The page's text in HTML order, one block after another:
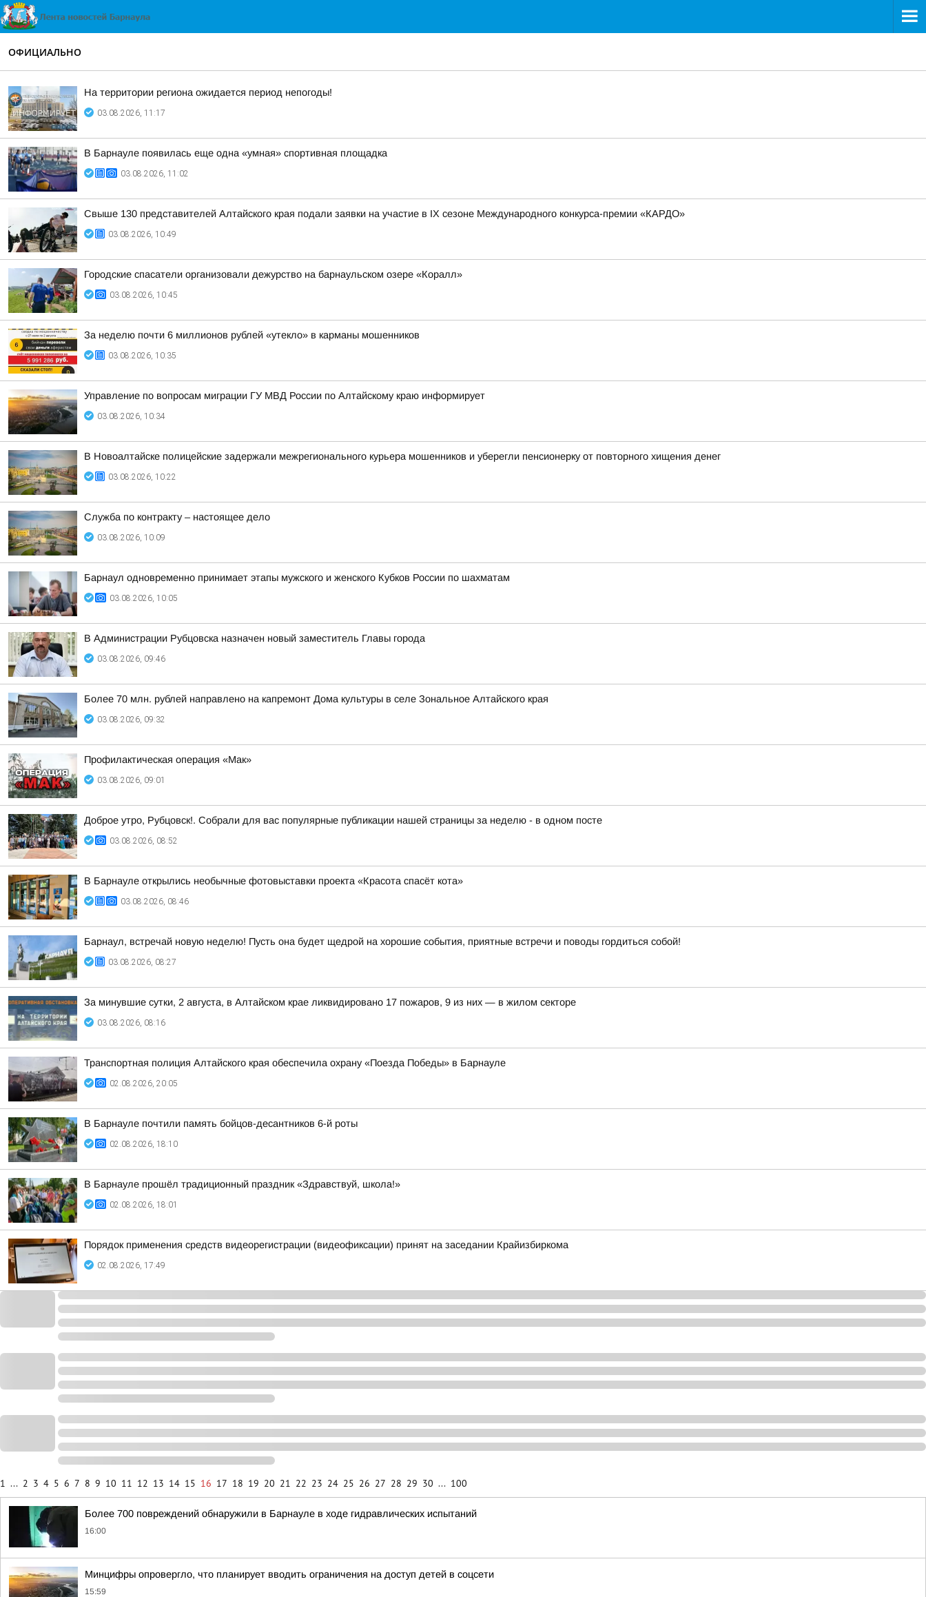
ОФИЦИАЛЬНО
На территории региона ожидается период непогоды!
03.08.2026, 11:17
В Барнауле появилась еще одна «умная» спортивная площадка
03.08.2026, 11:02
Свыше 130 представителей Алтайского края подали заявки на участие в IX сезоне Международного конкурса-премии «КАРДО»
03.08.2026, 10:49
Городские спасатели организовали дежурство на барнаульском озере «Коралл»
03.08.2026, 10:45
За неделю почти 6 миллионов рублей «утекло» в карманы мошенников
03.08.2026, 10:35
Управление по вопросам миграции ГУ МВД России по Алтайскому краю информирует
03.08.2026, 10:34
В Новоалтайске полицейские задержали межрегионального курьера мошенников и уберегли пенсионерку от повторного хищения денег
03.08.2026, 10:22
Служба по контракту – настоящее дело
03.08.2026, 10:09
Барнаул одновременно принимает этапы мужского и женского Кубков России по шахматам
03.08.2026, 10:05
В Администрации Рубцовска назначен новый заместитель Главы города
03.08.2026, 09:46
Более 70 млн. рублей направлено на капремонт Дома культуры в селе Зональное Алтайского края
03.08.2026, 09:32
Профилактическая операция «Мак»
03.08.2026, 09:01
Доброе утро, Рубцовск!. Собрали для вас популярные публикации нашей страницы за неделю - в одном посте
03.08.2026, 08:52
В Барнауле открылись необычные фотовыставки проекта «Красота спасёт кота»
03.08.2026, 08:46
Барнаул, встречай новую неделю! Пусть она будет щедрой на хорошие события, приятные встречи и поводы гордиться собой!
03.08.2026, 08:27
За минувшие сутки, 2 августа, в Алтайском крае ликвидировано 17 пожаров, 9 из них — в жилом секторе
03.08.2026, 08:16
Транспортная полиция Алтайского края обеспечила охрану «Поезда Победы» в Барнауле
02.08.2026, 20:05
В Барнауле почтили память бойцов-десантников 6-й роты
02.08.2026, 18:10
В Барнауле прошёл традиционный праздник «Здравствуй, школа!»
02.08.2026, 18:01
Порядок применения средств видеорегистрации (видеофиксации) принят на заседании Крайизбиркома
02.08.2026, 17:49
1 ... 2 3 4 5 6 7 8 9 10 11 12 13 14 15 16 17 18 19 20 21 22 23 24 25 26 27 28 29 30 ... 100
Более 700 повреждений обнаружили в Барнауле в ходе гидравлических испытаний
16:00
Минцифры опровергло, что планирует вводить ограничения на доступ детей в соцсети
15:59